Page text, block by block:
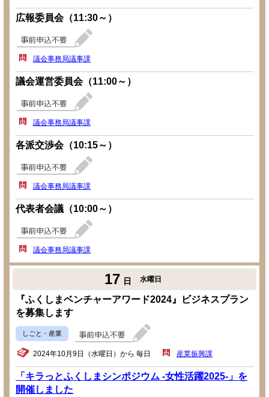
広報委員会（11:30～）
議会事務局議事課
議会運営委員会（11:00～）
議会事務局議事課
各派交渉会（10:15～）
議会事務局議事課
代表者会議（10:00～）
議会事務局議事課
17 日 水曜日
『ふくしまベンチャーアワード2024』ビジネスプラン
を募集します
しごと・産業
2024年10月9日（水曜日）から 毎日 産業振興課
「キラっとふくしまシンポジウム -女性活躍2025-」を
開催しました